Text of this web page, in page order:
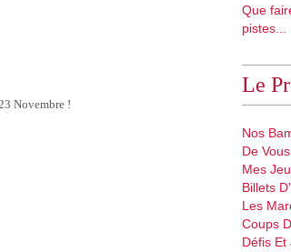
Novembre !
Que
pistes...
Le
Nos
De
Mes
Billets
Les
Coups
Défis Et